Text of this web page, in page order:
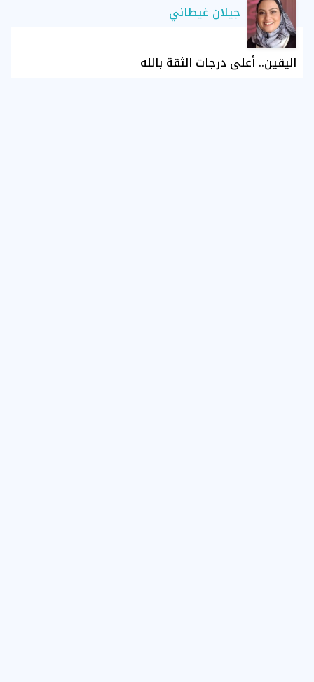
جيلان غيطاني
اليقين.. أعلى درجات الثقة بالله